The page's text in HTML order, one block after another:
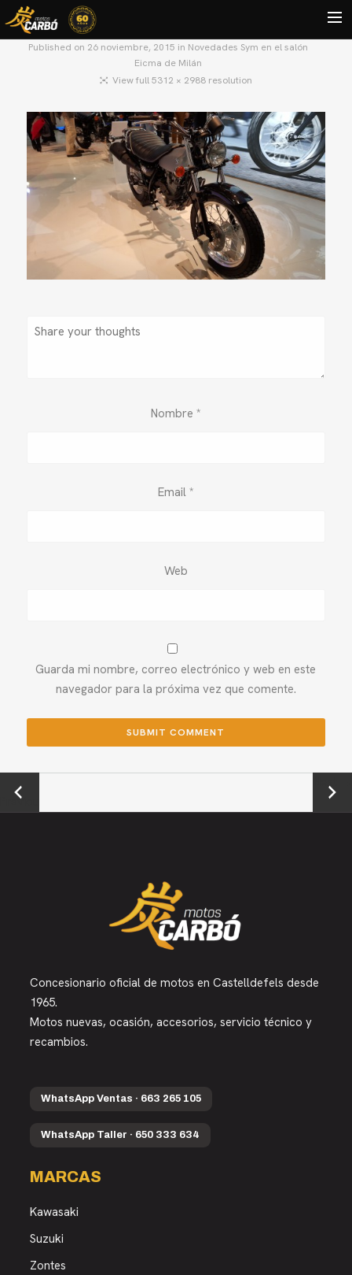
QUIÉNES SOMOS?
BLOG
CONTACTO
Published on 26 noviembre, 2015 in Novedades Sym en el salón
Eicma de Milán
View full 5312 × 2988 resolution
Nombre *
Email *
Web
Guarda mi nombre, correo electrónico y web en este
navegador para la próxima vez que comente.
←
Previou
Next →
Concesionario oficial de motos en Castelldefels desde
1965.
Motos nuevas, ocasión, accesorios, servicio técnico y
recambios.
WhatsApp Ventas · 663 265 105
WhatsApp Taller · 650 333 634
MARCAS
Kawasaki
Suzuki
Zontes